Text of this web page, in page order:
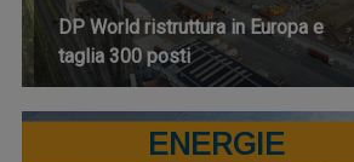
DP World ristruttura in Europa e
taglia 300 posti
ENERGIE